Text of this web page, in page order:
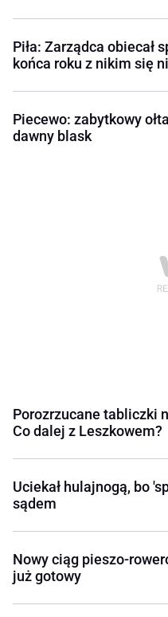
Piła: Zarządca obiecał
końca roku z nikim się
Piecewo: zabytkowy
dawny blask
Porozrzucane tabliczki
Co dalej z Leszkowem?
Uciekał hulajnogą, bo
sądem
Nowy ciąg pieszo-
już gotowy